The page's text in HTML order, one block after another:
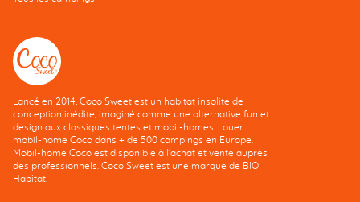
Lancé en 2014, Coco Sweet est un habitat insolite de
conception inédite, imaginé comme une alternative fun et
design aux classiques tentes et mobil-homes. Louer
mobil-home Coco dans + de 500 campings en Europe.
Mobil-home Coco est disponible à l'achat et vente auprès
des professionnels. Coco Sweet est une marque de BIO
Habitat.